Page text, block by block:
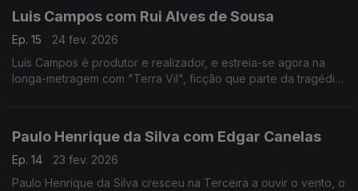
Luis Campos com Rui Alves de Sousa
Ep. 15
24 fev. 2026
Luís Campos é produtor e realizador, e estreia-se agora na
longa-metragem com "Terra Vil", ficção que parte da tragédia
Paulo Henrique da Silva com Edgar Canelas
Ep. 14
23 fev. 2026
Paulo Henrique da Silva cresceu na Terceira a ouvir o vento, o